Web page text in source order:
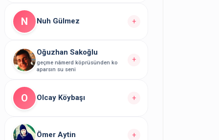
Yazarın
N Nuh Gülmez +
Yazarın 1 yazısı bulunuyor.
Yazarın Tüm Yazılarını Görüntüle
Oğuzhan Sakoğlu
geçme nâmerd köprüsünden ko
aparsın su seni
+
Yazarın
O Olcay Köybaşı +
Yazarın
Ömer Aytin +